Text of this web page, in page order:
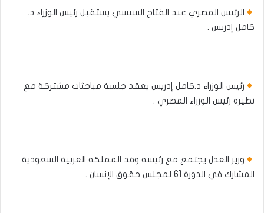
الرئيس المصري عبد الفتاح السيسي يستقبل رئيس الوزراء د.
كامل إدريس .
رئيس الوزراء د.كامل إدريس يعقد جلسة مباحثات مشتركة مع
نظيره رئيس الوزراء المصري .
وزير العدل يجتمع مع رئيسة وفد المملكة العربية السعودية
المشارك في الدورة 61 لمجلس حقوق الإنسان .